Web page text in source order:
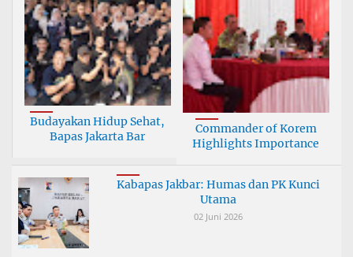
Budayakan Hidup Sehat,
Bapas Jakarta Bar
Commander of Korem
Highlights Importance
Kabapas Jakbar: Humas dan PK Kunci
Utama
02 Juni 2026